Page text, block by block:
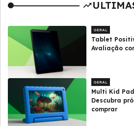
GERAL
Tablet
Avaliação
GERAL
Multi Kid
Descubra
comprar